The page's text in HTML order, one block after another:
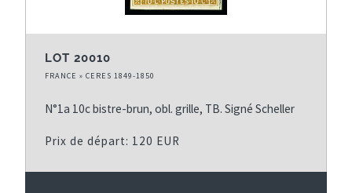
LOT 20010
FRANCE » CERES 1849-1850
N°1a 10c bistre-brun, obl. grille, TB. Signé Scheller
Prix de départ: 120 EUR